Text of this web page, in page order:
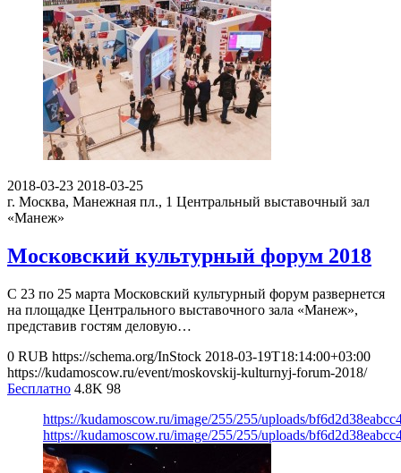
2018-03-23 2018-03-25
г. Москва, Манежная пл., 1 Центральный выставочный зал
«Манеж»
Московский культурный форум 2018
С 23 по 25 марта Московский культурный форум развернется
на площадке Центрального выставочного зала «Манеж»,
представив гостям деловую…
0 RUB https://schema.org/InStock 2018-03-19T18:14:00+03:00
https://kudamoscow.ru/event/moskovskij-kulturnyj-forum-2018/
Бесплатно 4.8K 98
https://kudamoscow.ru/image/255/255/uploads/
https://kudamoscow.ru/image/255/255/uploads/